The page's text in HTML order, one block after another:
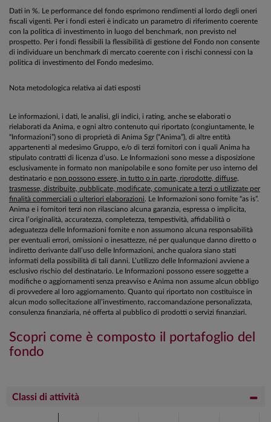
Dati in %. Le performance del fondo esprimono rendimenti al lordo degli oneri
fiscali vigenti. Per i fondi esteri è indicato un parametro di riferimento coerente
con la politica di investimento in luogo del benchmark, non previsto nel
prospetto. Per i fondi flessibili la flessibilità di gestione del Fondo non consente
di individuare un benchmark di mercato coerente con i rischi connessi con la
politica di investimento del Fondo medesimo.
Nota metodologica relativa ai dati esposti
Le informazioni, i dati, le analisi, gli indici, i rating, anche se elaborati o
rielaborati da Anima, e ogni altro contenuto qui riportato (congiuntamente, le
“Informazioni”) sono di proprietà di Anima Sgr (“Anima”), di altre entità
appartenenti al medesimo Gruppo, e/o di terzi fornitori con i quali Anima ha
stipulato contratti di licenza d’uso. Le Informazioni sono messe a disposizione
esclusivamente in formato non manipolabile e sono fornite per uso interno del
destinatario e non possono essere, in tutto o in parte, riprodotte, diffuse,
trasmesse, distribuite, pubblicate, modificate, comunicate a terzi o utilizzate per
finalità commerciali o ulteriori elaborazioni. Le Informazioni sono fornite “as is”.
Anima e i fornitori terzi non rilasciano alcuna garanzia, espressa o implicita,
circa l’originalità, accuratezza, completezza, tempestività, affidabilità o
adeguatezza delle Informazioni fornite e non assumono alcuna responsabilità
per eventuali errori, omissioni o inesattezze, né per qualunque danno diretto o
indiretto derivante dall’uso delle Informazioni, anche qualora siano stati
informati della possibilità di tali danni. L’utilizzo delle Informazioni avviene a
esclusivo rischio del destinatario. Le Informazioni possono essere soggette a
modifiche o aggiornamenti senza preavviso e Anima non assume alcun obbligo
di provvedere al loro aggiornamento. Quanto qui riportato non costituisce in
alcun modo sollecitazione all’investimento, raccomandazione personalizzata,
consulenza finanziaria, né offerta al pubblico di prodotti o servizi finanziari.
Scopri come è composto il portafoglio del
fondo
Classi di attività